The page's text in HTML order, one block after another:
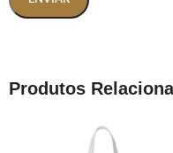
Produtos